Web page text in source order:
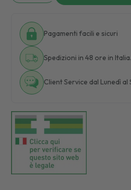
Pagamenti facili e sicuri
Spedizioni in 48 ore in
Client Service dal Lunedì al